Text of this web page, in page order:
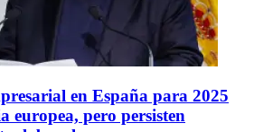
en España para 2025
europea, pero persisten